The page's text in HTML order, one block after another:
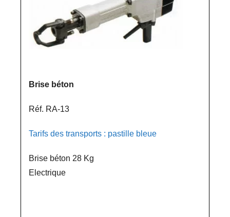
Brise béton
Réf. RA-13
Tarifs des transports : pastille bleue
Brise béton 28 Kg
Electrique